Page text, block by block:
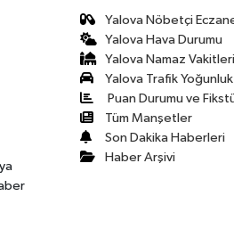
Yalova Nöbetçi
Yalova Hava Durumu
Yalova Namaz Vakitleri
Yalova Trafik
Puan Durumu ve
Tüm Manşetler
Son Dakika Haberleri
Haber Arşivi